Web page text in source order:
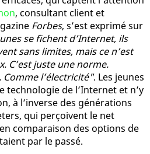
, consultant client et
Forbes, s’est exprimé sur
se fichent d’Internet, ils
sans limites, mais ce n’est
C’est juste une norme.
Comme l’électricité". Les jeunes
de l’Internet et n’y
à l’inverse des générations
qui perçoivent le net
comparaison des options de
par le passé.